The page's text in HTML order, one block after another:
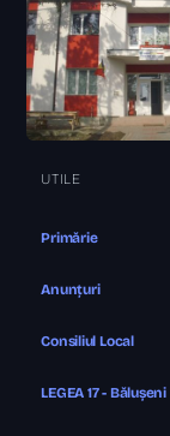
UTILE
Primărie
Anunțuri
Consiliul Local
LEGEA 17 - Bălușeni